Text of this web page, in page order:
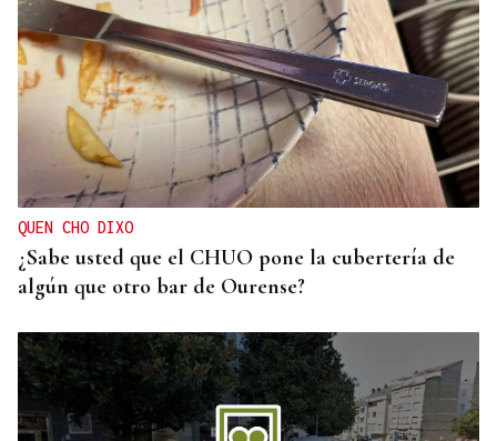
QUEN CHO DIXO
¿Sabe usted que el CHUO pone la cubertería de
algún que otro bar de Ourense?